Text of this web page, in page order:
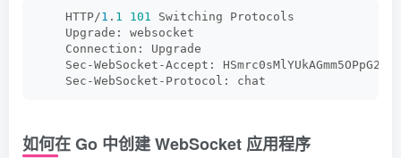
    HTTP/
1 . 1 101 Switching Protocols
    Upgrade: websocket
    Connection: Upgrade
Sec-WebSocket-Accept:
    Sec-WebSocket-Protocol: chat
如何在 Go 中创建 WebSocket 应用程序